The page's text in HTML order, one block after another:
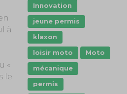
à
«
le
Innovation
jeune permis
klaxon
loisir moto
Moto
mécanique
permis